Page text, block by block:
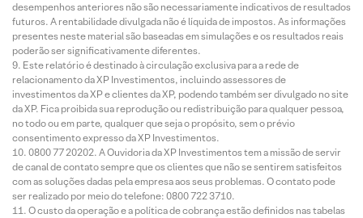
desempenhos anteriores não são necessariamente indicativos de resultados
futuros. A rentabilidade divulgada não é líquida de impostos. As informações
presentes neste material são baseadas em simulações e os resultados reais
poderão ser significativamente diferentes.
Este relatório é destinado à circulação exclusiva para a rede de
relacionamento da XP Investimentos, incluindo assessores de
investimentos da XP e clientes da XP, podendo também ser divulgado no site
da XP. Fica proibida sua reprodução ou redistribuição para qualquer pessoa,
no todo ou em parte, qualquer que seja o propósito, sem o prévio
consentimento expresso da XP Investimentos.
0800 77 20202. A Ouvidoria da XP Investimentos tem a missão de servir
de canal de contato sempre que os clientes que não se sentirem satisfeitos
com as soluções dadas pela empresa aos seus problemas. O contato pode
ser realizado por meio do telefone: 0800 722 3710.
O custo da operação e a política de cobrança estão definidos nas tabelas